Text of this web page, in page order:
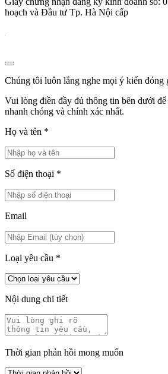
hoạch và Đầu tư Tp. Hà Nội cấp
Chúng tôi luôn lắng nghe mọi ý kiến đóng
Vui lòng điền đầy đủ thông tin bên dưới
nhanh chóng và chính xác nhất.
Họ và tên *
Số điện thoại *
Email
Loại yêu cầu *
Nội dung chi tiết
Thời gian phản hồi mong muốn